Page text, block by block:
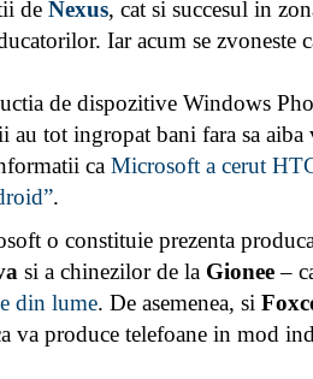
de Nexus, cat si succesul in
Iar acum se zvoneste
de dispozitive Windows
au tot ingropat bani fara sa
ca Microsoft a cerut
.
o constituie prezenta
si a chinezilor de la Gionee–
din lume. De asemenea, si
va produce telefoane in mod